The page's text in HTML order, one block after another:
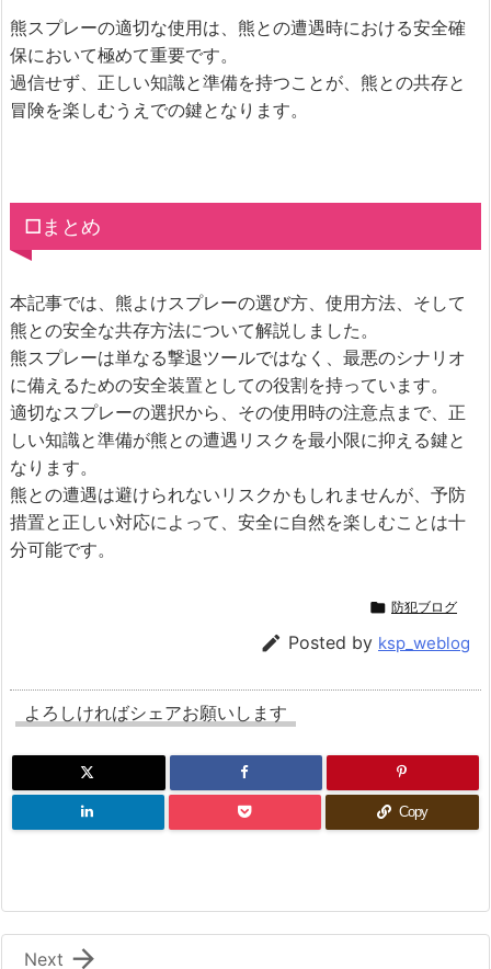
熊スプレーの適切な使用は、熊との遭遇時における安全確
保において極めて重要です。
過信せず、正しい知識と準備を持つことが、熊との共存と
冒険を楽しむうえでの鍵となります。
□まとめ
本記事では、熊よけスプレーの選び方、使用方法、そして
熊との安全な共存方法について解説しました。
熊スプレーは単なる撃退ツールではなく、最悪のシナリオ
に備えるための安全装置としての役割を持っています。
適切なスプレーの選択から、その使用時の注意点まで、正
しい知識と準備が熊との遭遇リスクを最小限に抑える鍵と
なります。
熊との遭遇は避けられないリスクかもしれませんが、予防
措置と正しい対応によって、安全に自然を楽しむことは十
分可能です。
 防犯ブログ
 Posted by ksp_weblog
よろしければシェアお願いします
Copy

Next